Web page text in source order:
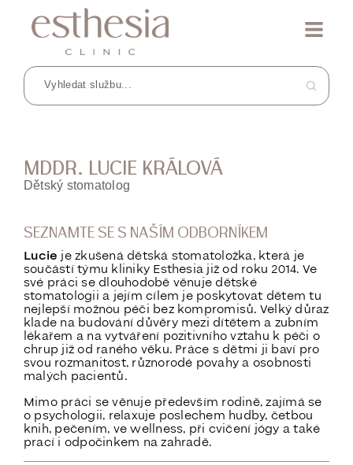
MDDR. LUCIE KRÁLOVÁ
Dětský stomatolog
SEZNAMTE SE S NAŠÍM ODBORNÍKEM
Lucie je zkušená dětská stomatoložka, která je
součástí týmu kliniky Esthesia již od roku 2014. Ve
své práci se dlouhodobě věnuje dětské
stomatologii a jejím cílem je poskytovat dětem tu
nejlepší možnou péči bez kompromisů. Velký důraz
klade na budování důvěry mezi dítětem a zubním
lékařem a na vytváření pozitivního vztahu k péči o
chrup již od raného věku. Práce s dětmi ji baví pro
svou rozmanitost, různorodé povahy a osobnosti
malých pacientů.
Mimo práci se věnuje především rodině, zajímá se
o psychologii, relaxuje poslechem hudby, četbou
knih, pečením, ve wellness, při cvičení jógy a také
prací i odpočinkem na zahradě.